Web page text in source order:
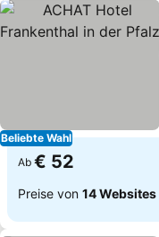
Beliebte Wahl
Ab € 52
Preise von 14 Websites